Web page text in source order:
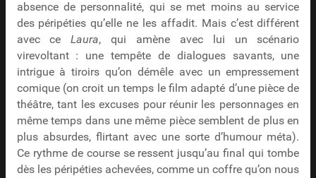
absence de personnalité, qui se met moins au service
des péripéties qu’elle ne les affadit. Mais c’est différent
avec ceLaura, qui amène avec lui un scénario
virevoltant : une tempête de dialogues savants, une
intrigue à tiroirs qu’on démêle avec un empressement
comique (on croit un temps le film adapté d’une pièce de
théâtre, tant les excuses pour réunir les personnages en
même temps dans une même pièce semblent de plus en
plus absurdes, flirtant avec une sorte d’humour méta).
Ce rythme de course se ressent jusqu’au final qui tombe
dès les péripéties achevées, comme un coffre qu’on nous